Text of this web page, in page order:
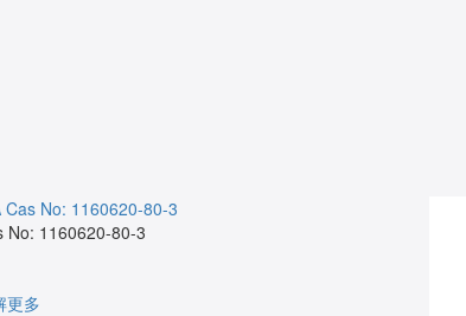
Cas No: 1160620-80-3
No: 1160620-80-3
更多